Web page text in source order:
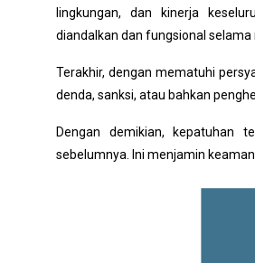
lingkungan, dan kinerja
diandalkan dan fungsional selama
Terakhir, dengan mematuhi
denda, sanksi, atau bahkan
Dengan demikian, kepatuhan
sebelumnya. Ini menjamin